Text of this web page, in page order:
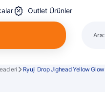
Outlet Ürünler
Ara:
Ryuji Drop Jighead Yellow Glow